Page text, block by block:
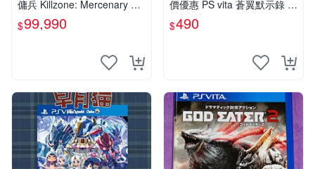
傭兵 Killzone: Mercenary 中
文版【台中恐龍電玩】
$99,990
價優惠 PS vita 蒼翼默示錄 時
間幻象 BBCP 亞日版 日文版
【台中一樂電玩】
$490